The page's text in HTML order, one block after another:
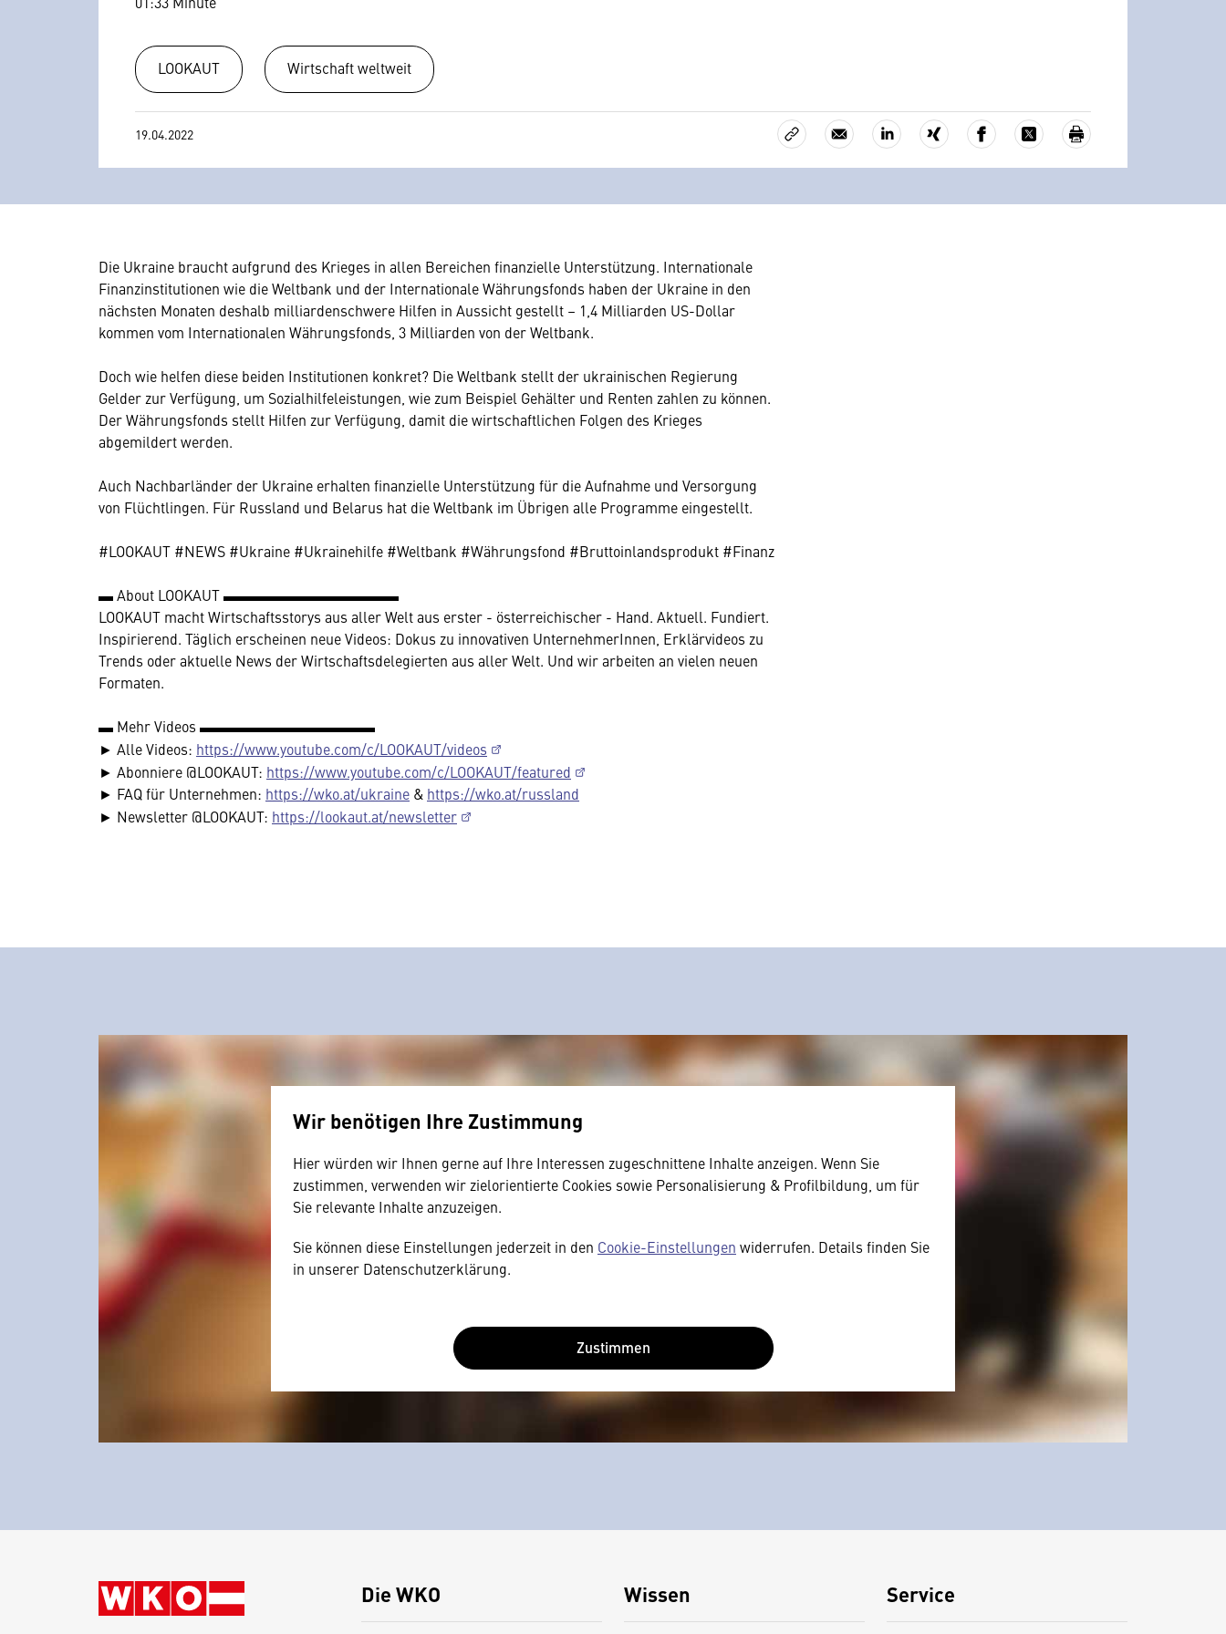
LOOKAUT Wirtschaft weltweit
19.04.2022
Die Ukraine braucht aufgrund des Krieges in allen Bereichen finanzielle Unterstützung. Internationale
Finanzinstitutionen wie die Weltbank und der Internationale Währungsfonds haben der Ukraine in den
nächsten Monaten deshalb milliardenschwere Hilfen in Aussicht gestellt – 1,4 Milliarden US-Dollar
kommen vom Internationalen Währungsfonds, 3 Milliarden von der Weltbank.
Doch wie helfen diese beiden Institutionen konkret? Die Weltbank stellt der ukrainischen Regierung
Gelder zur Verfügung, um Sozialhilfeleistungen, wie zum Beispiel Gehälter und Renten zahlen zu können.
Der Währungsfonds stellt Hilfen zur Verfügung, damit die wirtschaftlichen Folgen des Krieges
abgemildert werden.
Auch Nachbarländer der Ukraine erhalten finanzielle Unterstützung für die Aufnahme und Versorgung
von Flüchtlingen. Für Russland und Belarus hat die Weltbank im Übrigen alle Programme eingestellt.
#LOOKAUT #NEWS #Ukraine #Ukrainehilfe #Weltbank #Währungsfond #Bruttoinlandsprodukt #Finanz
▬ About LOOKAUT ▬▬▬▬▬▬▬▬▬▬▬▬
LOOKAUT macht Wirtschaftsstorys aus aller Welt aus erster - österreichischer - Hand. Aktuell. Fundiert.
Inspirierend. Täglich erscheinen neue Videos: Dokus zu innovativen UnternehmerInnen, Erklärvideos zu
Trends oder aktuelle News der Wirtschaftsdelegierten aus aller Welt. Und wir arbeiten an vielen neuen
Formaten.
▬ Mehr Videos ▬▬▬▬▬▬▬▬▬▬▬▬
► Alle Videos: https://www.youtube.com/c/LOOKAUT/videos
► Abonniere @LOOKAUT: https://www.youtube.com/c/LOOKAUT/featured
► FAQ für Unternehmen: https://wko.at/ukraine & https://wko.at/russland
► Newsletter @LOOKAUT: https://lookaut.at/newsletter
Wir benötigen Ihre Zustimmung
Hier würden wir Ihnen gerne auf Ihre Interessen zugeschnittene Inhalte anzeigen. Wenn Sie
zustimmen, verwenden wir zielorientierte Cookies sowie Personalisierung & Profilbildung, um für
Sie relevante Inhalte anzuzeigen.
Sie können diese Einstellungen jederzeit in den Cookie-Einstellungen widerrufen. Details finden Sie
in unserer Datenschutzerklärung.
Zustimmen
Die WKO Wissen
Service